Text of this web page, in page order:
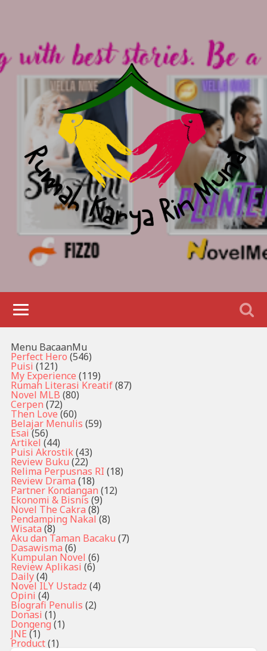
Menu BacaanMu
Perfect Hero (546)
Puisi (121)
My Experience (119)
Rumah Literasi Kreatif(87)
Novel MLB (80)
Cerpen (72)
Then Love (60)
Belajar Menulis (59)
Esai (56)
Artikel (44)
Puisi Akrostik(43)
Review Buku (22)
Relima Perpusnas RI (18)
Review Drama (18)
Partner Kondangan (12)
Ekonomi & Bisnis (9)
Novel The Cakra (8)
Pendamping Nakal (8)
Wisata (8)
Aku dan Taman Bacaku (7)
Dasawisma (6)
Kumpulan Novel (6)
Review Aplikasi (6)
Daily(4)
Novel ILY Ustadz (4)
Opini (4)
Biografi Penulis (2)
Donasi (1)
Dongeng (1)
JNE (1)
Product(1)